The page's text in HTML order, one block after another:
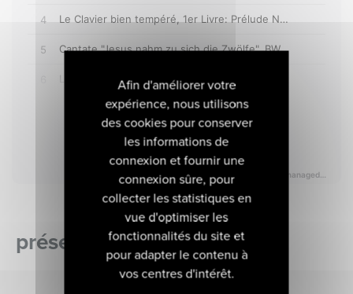
présentation de l'album
Afin d'améliorer votre
expérience, nous utilisons
des cookies pour conserver
les informations de
connexion et fournir une
connexion sûre, pour
collecter les statistiques en
vue d'optimiser les
fonctionnalités du site et
pour adapter le contenu à
vos centres d'intérêt.